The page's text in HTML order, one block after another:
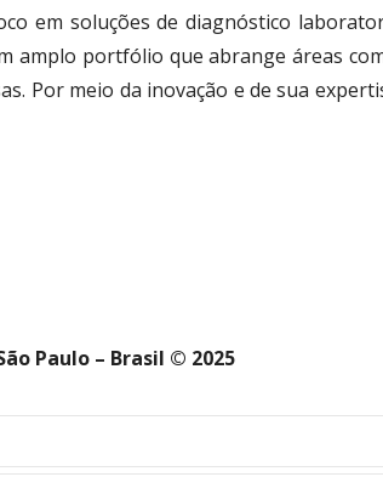
em soluções de diagnóstico
amplo portfólio que abrange áreas
Por meio da inovação e de sua
Paulo – Brasil © 2025